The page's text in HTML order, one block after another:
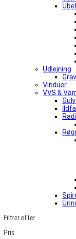
Udlejning
Vinduer
VVS &
Filtrer efter
Pris